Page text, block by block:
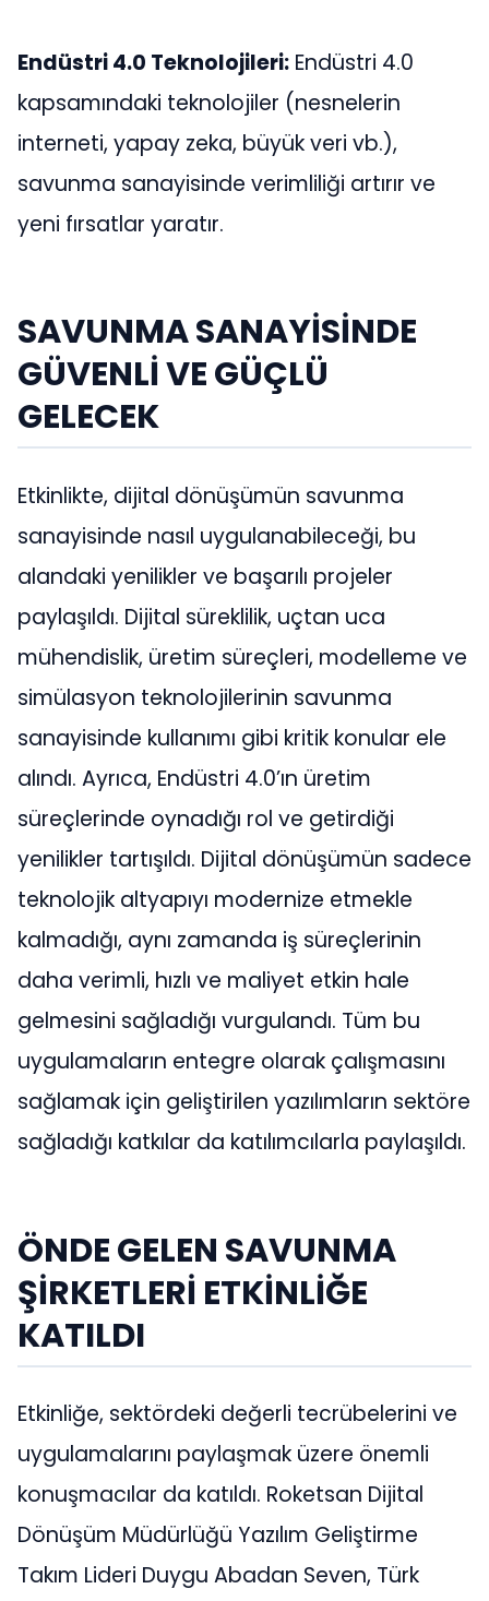
Endüstri 4.0 Teknolojileri: Endüstri 4.0
kapsamındaki teknolojiler (nesnelerin
interneti, yapay zeka, büyük veri vb.),
savunma sanayisinde verimliliği artırır ve
yeni fırsatlar yaratır.
SAVUNMA SANAYİSİNDE
GÜVENLİ VE GÜÇLÜ
GELECEK
Etkinlikte, dijital dönüşümün savunma
sanayisinde nasıl uygulanabileceği, bu
alandaki yenilikler ve başarılı projeler
paylaşıldı. Dijital süreklilik, uçtan uca
mühendislik, üretim süreçleri, modelleme ve
simülasyon teknolojilerinin savunma
sanayisinde kullanımı gibi kritik konular ele
alındı. Ayrıca, Endüstri 4.0’ın üretim
süreçlerinde oynadığı rol ve getirdiği
yenilikler tartışıldı. Dijital dönüşümün sadece
teknolojik altyapıyı modernize etmekle
kalmadığı, aynı zamanda iş süreçlerinin
daha verimli, hızlı ve maliyet etkin hale
gelmesini sağladığı vurgulandı. Tüm bu
uygulamaların entegre olarak çalışmasını
sağlamak için geliştirilen yazılımların sektöre
sağladığı katkılar da katılımcılarla paylaşıldı.
ÖNDE GELEN SAVUNMA
ŞİRKETLERİ ETKİNLİĞE
KATILDI
Etkinliğe, sektördeki değerli tecrübelerini ve
uygulamalarını paylaşmak üzere önemli
konuşmacılar da katıldı. Roketsan Dijital
Dönüşüm Müdürlüğü Yazılım Geliştirme
Takım Lideri Duygu Abadan Seven, Türk